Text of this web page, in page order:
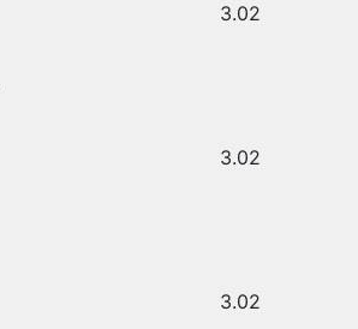
3.02
3.02
3.02